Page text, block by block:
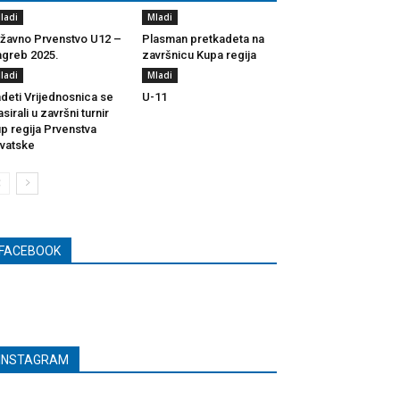
Prvenstvo U12 –
2025.
Mladi
Plasman pretkadeta na
završnicu Kupa regija
Vrijednosnica se
u završni turnir
regija Prvenstva
Mladi
U-11